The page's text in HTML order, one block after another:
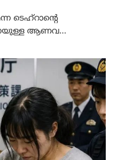
ടെഹ്‌റാന്റെ
ആണവ...